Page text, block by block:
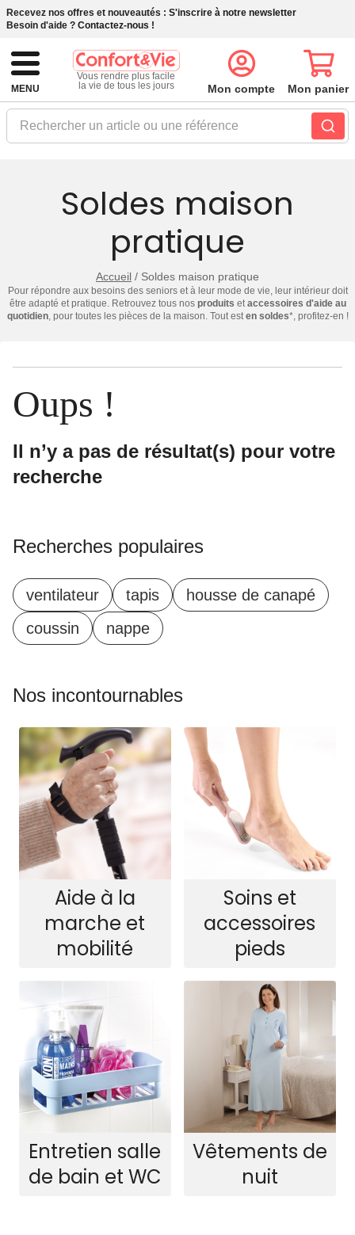
Recevez nos offres et nouveautés : S'inscrire à notre newsletter
Besoin d'aide ? Contactez-nous !
MENU
Vous rendre plus facile
la vie de tous les jours
Rechercher un article ou une référence
Mon compte Mon panier
Soldes maison
pratique
Accueil / Soldes maison pratique
Pour répondre aux besoins des seniors et à leur mode de vie, leur intérieur doit
être adapté et pratique. Retrouvez tous nos produits etaccessoires d'aide au
quotidien, pour toutes les pièces de la maison. Tout esten soldes*, profitez-en !
Oups !
Il n’y a pas de résultat(s) pour votre
recherche
Recherches populaires
ventilateur tapis
housse de canapé
coussin
nappe
Nos incontournables
Aide à la
marche et
mobilité
Soins et
accessoires
pieds
Entretien salle
de bain et WC
Vêtements de
nuit